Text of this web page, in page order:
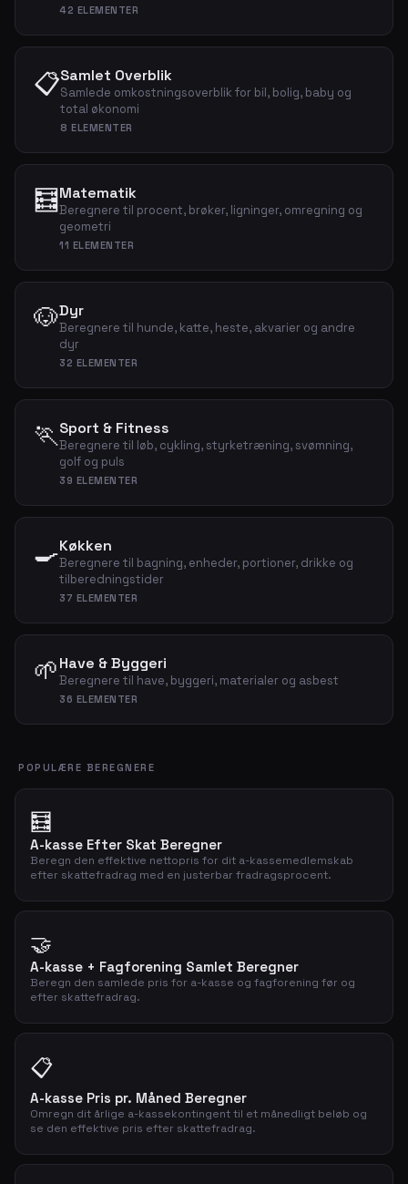
42 ELEMENTER
📋Samlet Overblik
Samlede omkostningsoverblik for bil, bolig, baby og
total økonomi
8 ELEMENTER
🧮Matematik
Beregnere til procent, brøker, ligninger, omregning og
geometri
11 ELEMENTER
🐶Dyr
Beregnere til hunde, katte, heste, akvarier og andre
dyr
32 ELEMENTER
🏃Sport & Fitness
Beregnere til løb, cykling, styrketræning, svømning,
golf og puls
39 ELEMENTER
🍳Køkken
Beregnere til bagning, enheder, portioner, drikke og
tilberedningstider
37 ELEMENTER
🌱Have & Byggeri
Beregnere til have, byggeri, materialer og asbest
36 ELEMENTER
POPULÆRE BEREGNERE
🧮
A-kasse Efter Skat Beregner
Beregn den effektive nettopris for dit a-kassemedlemskab
efter skattefradrag med en justerbar fradragsprocent.
🤝
A-kasse + Fagforening Samlet Beregner
Beregn den samlede pris for a-kasse og fagforening før og
efter skattefradrag.
📋
A-kasse Pris pr. Måned Beregner
Omregn dit årlige a-kassekontingent til et månedligt beløb og
se den effektive pris efter skattefradrag.